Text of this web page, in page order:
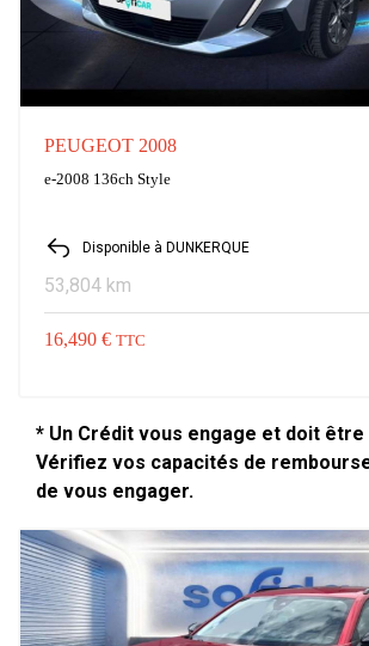
PEUGEOT 2008
e-2008 136ch Style
Disponible à DUNKERQUE
53,804 km
16,490 € TTC
* Un Crédit vous engage et doit
Vérifiez vos capacités de
de vous engager.